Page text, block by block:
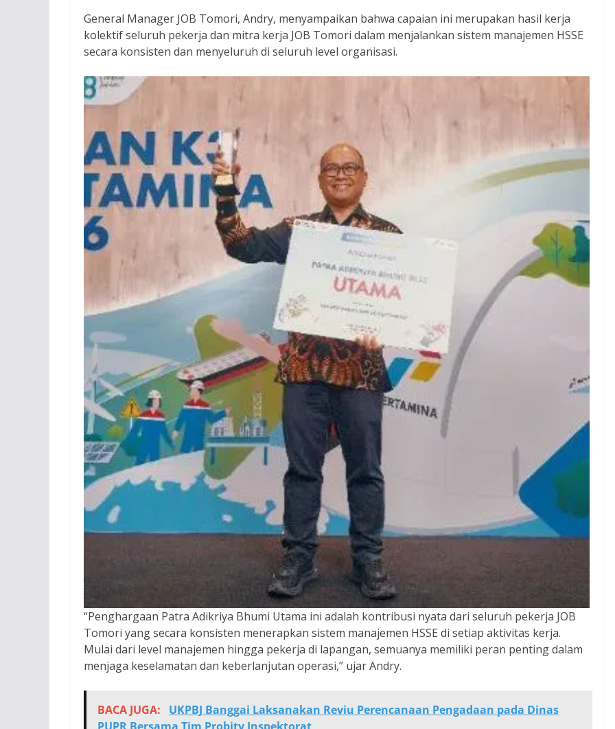
General Manager JOB Tomori, Andry, menyampaikan bahwa capaian ini merupakan hasil kerja
kolektif seluruh pekerja dan mitra kerja JOB Tomori dalam menjalankan sistem manajemen HSSE
secara konsisten dan menyeluruh di seluruh level organisasi.
“Penghargaan Patra Adikriya Bhumi Utama ini adalah kontribusi nyata dari seluruh pekerja JOB
Tomori yang secara konsisten menerapkan sistem manajemen HSSE di setiap aktivitas kerja.
Mulai dari level manajemen hingga pekerja di lapangan, semuanya memiliki peran penting dalam
menjaga keselamatan dan keberlanjutan operasi,” ujar Andry.
BACA JUGA:
UKPBJ Banggai Laksanakan Reviu Perencanaan Pengadaan pada Dinas